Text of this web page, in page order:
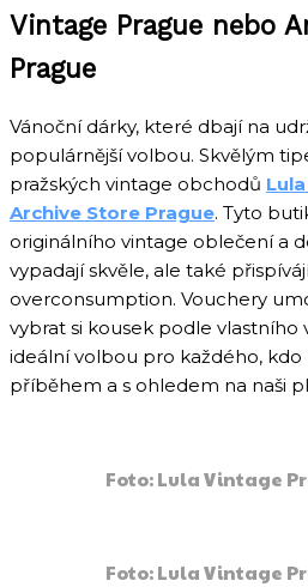
Vintage Prague nebo
Prague
Vánoční dárky, které dbají na
populárnější volbou. Skvělým
pražských vintage obchodů
Archive Store Prague. Tyto
originálního vintage oblečení a
vypadají skvěle, ale také
overconsumption. Vouchery
vybrat si kousek podle vlastního
ideální volbou pro každého,
příběhem a s ohledem na naši
Foto: Lula Vintage
Foto: Lula Vintage